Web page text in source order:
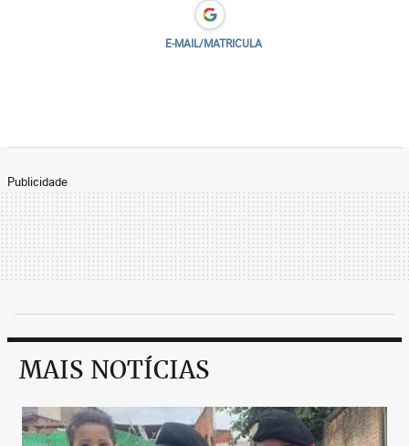
E-MAIL/MATRICULA
Publicidade
MAIS NOTÍCIAS